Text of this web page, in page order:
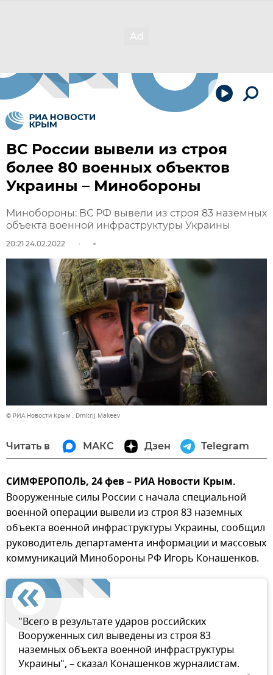
ВС России вывели из строя
более 80 военных объектов
Украины – Минобороны
Минобороны: ВС РФ вывели из строя 83 наземных
объекта военной инфраструктуры Украины
20:21 24.02.2022
© РИА Новости Крым . Dmitrij Makeev
Читать в МАКС Дзен Telegram
СИМФЕРОПОЛЬ, 24 фев – РИА Новости Крым.
Вооруженные силы России с начала специальной
военной операции вывели из строя 83 наземных
объекта военной инфраструктуры Украины, сообщил
руководитель департамента информации и массовых
коммуникаций Минобороны РФ Игорь Конашенков.
"Всего в результате ударов российских
Вооруженных сил выведены из строя 83
наземных объекта военной инфраструктуры
Украины", – сказал Конашенков журналистам.